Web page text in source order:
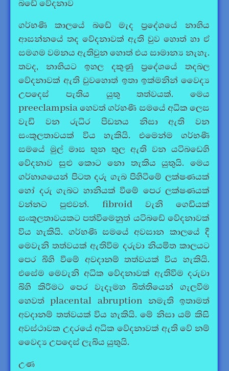
බඩේ වේදනාව
ගර්භණී කාලයේ බඩේ මැද ප්‍රදේශයේ නාභිය
ආසන්නයේ තද වේදනාවක් ඇති වුව හොත් හා ඒ
සමගම වමනය ඇතිවුන හොත් එය සාමාන්‍ය නැහැ.
තවද, නාභියට ඉහල දකුණු ප්‍රදේශයේ තදබල
වේදනාවක් ඇති වුවහොත් ඉතා ඉක්මනින් වෛද්‍ය
උපදෙස් පැතිය යුතු තත්වයක්. මෙය
preeclampsia හෙවත් ගර්භණී සමයේ අධික ලෙස
වැඩි වන රුධිර පීඩනය නිසා ඇති වන
සංකූලතාවයක් විය හැකියි. එමෙන්ම ගර්භණී
සමයේ මුල් මාස තුන තුල ඇති වන යටිබඩෙහි
වේදනාව සුළු කොට නො තැකිය යුතුයි. මෙය
ගර්භාශයෙන් පිටත දරු ගැබ පිහිටීමේ ලක්ෂණයක්
හෝ දරු ගැබට හානියක් වීමේ පෙර ලක්ෂණයක්
වන්නට පුළුවන්. fibroid වැනි ගෙඩියක්
සංකූලතාවයකට පත්වීමෙනුත් යටිබඩේ වේදනාවක්
විය හැකියි. ගර්භණී සමයේ අවසාන කාලයේ දී
මෙවැනි තත්වයක් ඇතිවීම දරුවා නියමිත කාලයට
පෙර බිහි වීමේ අවදානම් තත්වයක් විය හැකියි.
එසේම මෙවැනි අධික වේදනාවක් ඇතිවීම දරුවා
බිහි කිරීමට පෙර වැදෑමහ බිත්තියෙන් ගැලවීම
හෙවත් placental abruption නමැති ඉතාමත්
අවදානම් තත්වයක් විය හැකියි. මේ නිසා යම් කිසි
අවස්ථාවක උදරයේ අධික වේදනාවක් ඇති වේ නම්
වෛද්‍ය උපදෙස් ලැබිය යුතුයි.
උණ